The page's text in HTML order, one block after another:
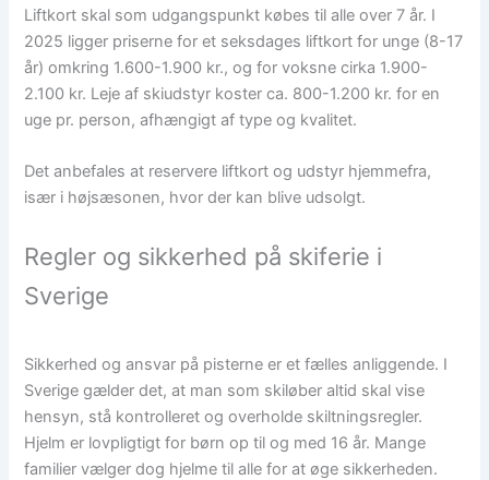
Liftkort skal som udgangspunkt købes til alle over 7 år. I
2025 ligger priserne for et seksdages liftkort for unge (8-17
år) omkring 1.600-1.900 kr., og for voksne cirka 1.900-
2.100 kr. Leje af skiudstyr koster ca. 800-1.200 kr. for en
uge pr. person, afhængigt af type og kvalitet.
Det anbefales at reservere liftkort og udstyr hjemmefra,
især i højsæsonen, hvor der kan blive udsolgt.
Regler og sikkerhed på skiferie i
Sverige
Sikkerhed og ansvar på pisterne er et fælles anliggende. I
Sverige gælder det, at man som skiløber altid skal vise
hensyn, stå kontrolleret og overholde skiltningsregler.
Hjelm er lovpligtigt for børn op til og med 16 år. Mange
familier vælger dog hjelme til alle for at øge sikkerheden.